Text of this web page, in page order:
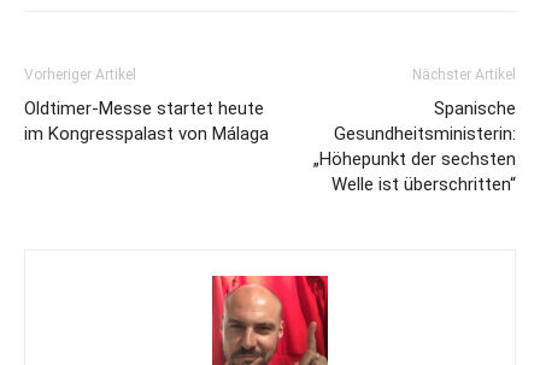
Vorheriger Artikel
Oldtimer-Messe startet heute
im Kongresspalast von Málaga
Nächster Artikel
Spanische
Gesundheitsministerin:
„Höhepunkt der sechsten
Welle ist überschritten“